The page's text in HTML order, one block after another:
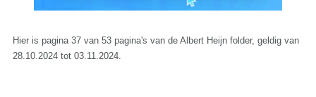
Hier is pagina 37 van 53 pagina's van de Albert Heijn folder, geldig van
28.10.2024 tot 03.11.2024.